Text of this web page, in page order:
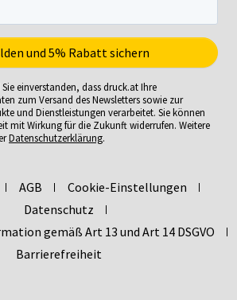
einverstanden, dass druck.at Ihre
zum Versand des Newsletters sowie zur
und Dienstleistungen verarbeitet. Sie können
mit Wirkung für die Zukunft widerrufen. Weitere
Datenschutzerklärung.
AGB
Cookie-Einstellungen
Datenschutz
gemäß Art 13 und Art 14 DSGVO
Barrierefreiheit